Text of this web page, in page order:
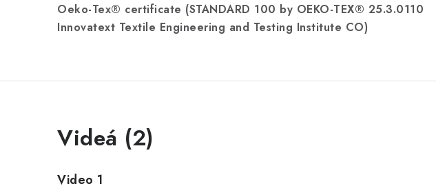
Oeko-Tex® certificate (STANDARD 100 by OEKO-TEX® 25.3.0110
Innovatext Textile Engineering and Testing Institute CO)
Videá (2)
Video 1